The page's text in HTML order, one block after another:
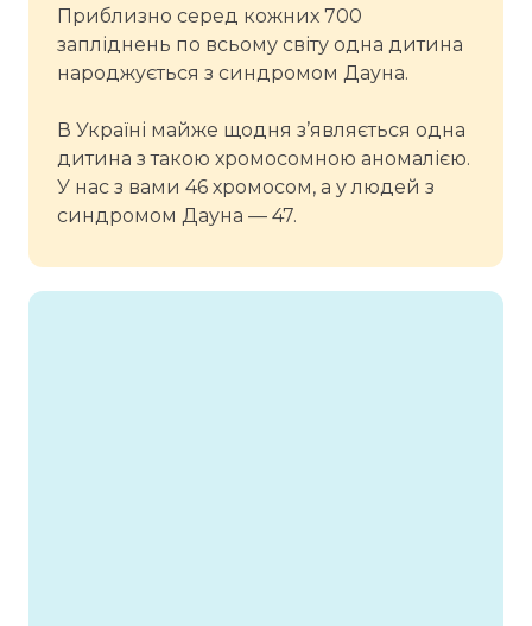
Приблизно серед кожних 700
запліднень по всьому світу одна дитина
народжується з синдромом Дауна.
В Україні майже щодня з’являється одна
дитина з такою хромосомною аномалією.
У нас з вами 46 хромосом, а у людей з
синдромом Дауна — 47.